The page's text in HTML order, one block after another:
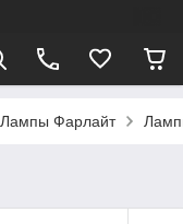
Лампы Фарлайт